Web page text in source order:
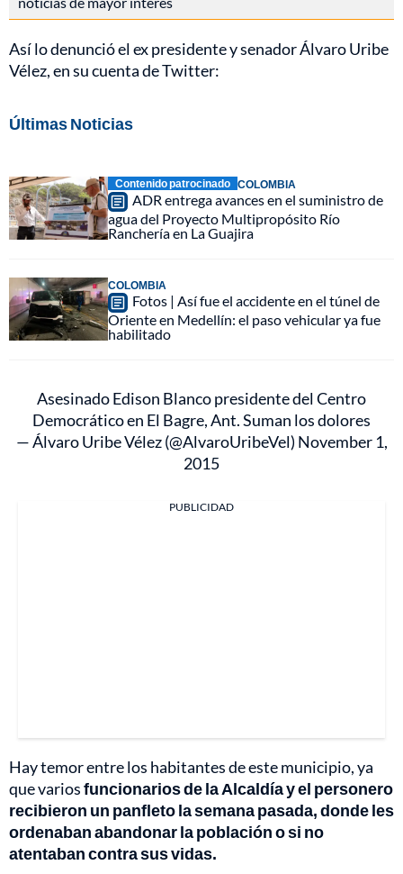
Así lo denunció el ex presidente y senador Álvaro Uribe
Vélez, en su cuenta de Twitter:
Últimas Noticias
Contenido patrocinado COLOMBIA
ADR entrega avances en el suministro de
agua del Proyecto Multipropósito Río
Ranchería en La Guajira
COLOMBIA
Fotos | Así fue el accidente en el túnel de
Oriente en Medellín: el paso vehicular ya fue
habilitado
Asesinado Edison Blanco presidente del Centro
Democrático en El Bagre, Ant. Suman los dolores
— Álvaro Uribe Vélez (@AlvaroUribeVel) November 1,
2015
PUBLICIDAD
Hay temor entre los habitantes de este municipio, ya
que variosfuncionarios de la Alcaldía y el personero
recibieron un panfleto la semana pasada, donde les
ordenaban abandonar la población o si no
atentaban contra sus vidas.